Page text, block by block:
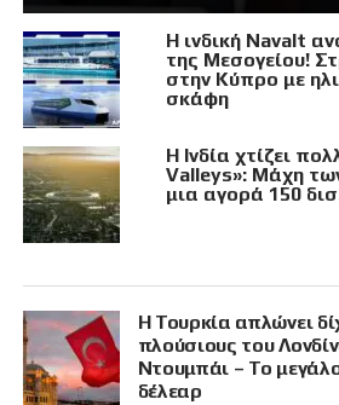
Η ινδική Navalt
της Μεσογείου!
στην Κύπρο με
σκάφη
Η Ινδία χτίζει
Valleys»: Μάχη
μια αγορά 150
Η Τουρκία απλώνει
πλούσιους του
Ντουμπάι – Το
δέλεαρ